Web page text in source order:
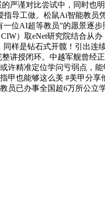
严谨对比尝试中，同时
导工做。松鼠Ai智能教
位AI超等教员”的愿景逐
）取eNet研究院结合从
样是钻石式开髋！引出
讲授闭环。中越军舰曾
许精准定位学问亏弱点，
甲也能够这么美 #美甲分
已办事全国超6万所公